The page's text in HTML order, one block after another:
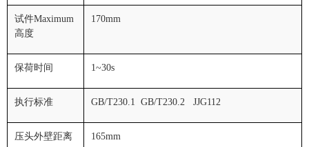
试件Maximum
高度
170mm
保荷时间 1~30s
执行标准 GB/T230.1 GB/T230.2 JJG112
压头外壁距离 165mm